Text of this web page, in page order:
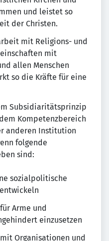
und leistet so
der Christen.
mit Religions- und
mit
allen Menschen
so die Kräfte für eine
Subsidiaritätsprinzip
Kompetenzbereich
anderen Institution
folgende
sind:
sozialpolitische
Arme und
einzusetzen
Organisationen und